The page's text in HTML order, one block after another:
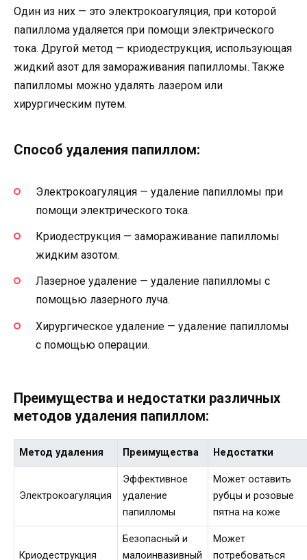
Один из них — это электрокоагуляция, при которой
папиллома удаляется при помощи электрического
тока. Другой метод — криодеструкция, использующая
жидкий азот для замораживания папилломы. Также
папилломы можно удалять лазером или
хирургическим путем.
Способ удаления папиллом:
Электрокоагуляция — удаление папилломы при
помощи электрического тока.
Криодеструкция — замораживание папилломы
жидким азотом.
Лазерное удаление — удаление папилломы с
помощью лазерного луча.
Хирургическое удаление — удаление папилломы
с помощью операции.
Преимущества и недостатки различных
методов удаления папиллом:
Метод удаления Преимущества Недостатки
Электрокоагуляция
Эффективное
удаление
папилломы
Может оставить
рубцы и розовые
пятна на коже
Криодеструкция
Безопасный и
малоинвазивный
Может
потребоваться